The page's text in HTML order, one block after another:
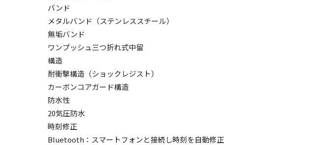
バンド
メタルバンド（ステンレススチール）
無垢バンド
ワンプッシュ三つ折れ式中留
構造
耐衝撃構造（ショックレジスト）
カーボンコアガード構造
防水性
20気圧防水
時刻修正
Bluetooth：スマートフォンと接続し時刻を自動修正